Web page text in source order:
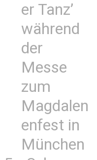
er Tanz’
während
der
Messe
zum
Magdalen
enfest in
München